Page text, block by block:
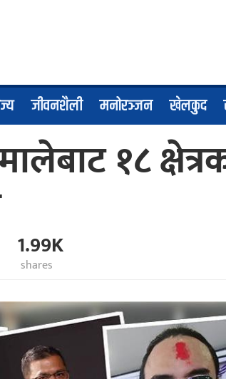
जीवनशैली मनोरञ्जन खेलकुद
१८
1.99K
shares